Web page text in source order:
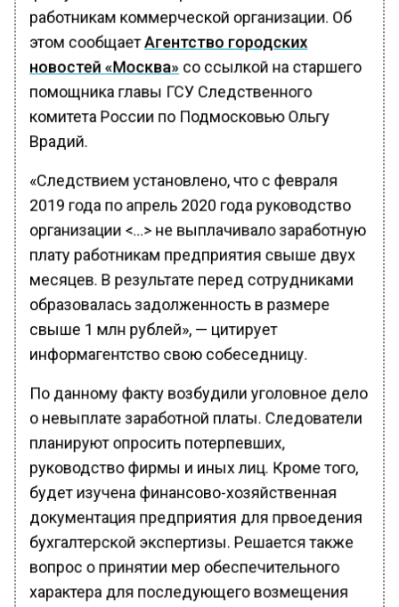
работникам коммерческой организации. Об
этом сообщаетАгентство городских
новостей «Москва» со ссылкой на старшего
помощника главы ГСУ Следственного
комитета России по Подмосковью Ольгу
Врадий.
«Следствием установлено, что с февраля
2019 года по апрель 2020 года руководство
организации <…> не выплачивало заработную
плату работникам предприятия свыше двух
месяцев. В результате перед сотрудниками
образовалась задолженность в размере
свыше 1 млн рублей», — цитирует
информагентство свою собеседницу.
По данному факту возбудили уголовное дело
о невыплате заработной платы. Следователи
планируют опросить потерпевших,
руководство фирмы и иных лиц. Кроме того,
будет изучена финансово-хозяйственная
документация предприятия для првоедения
бухгалтерской экспертизы. Решается также
вопрос о принятии мер обеспечительного
характера для последующего возмещения